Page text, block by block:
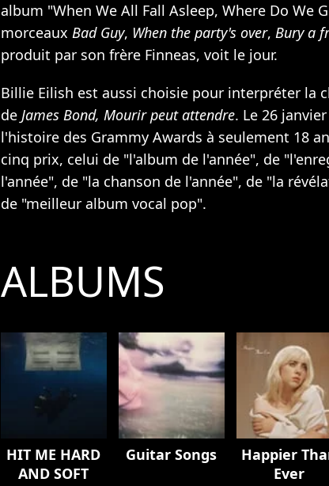
album "When We All Fall Asleep, Where Do We
morceaux Bad Guy, When the party's over, Bury a
produit par son frère Finneas, voit le jour.
Billie Eilish est aussi choisie pour interpréter la
de James Bond, Mourir peut attendre. Le 26
l'histoire des Grammy Awards à seulement 18
cinq prix, celui de "l'album de l'année", de
l'année", de "la chanson de l'année", de "la
de "meilleur album vocal pop".
ALBUMS
HIT ME HARD
AND SOFT
Guitar Songs
Happier
Ever